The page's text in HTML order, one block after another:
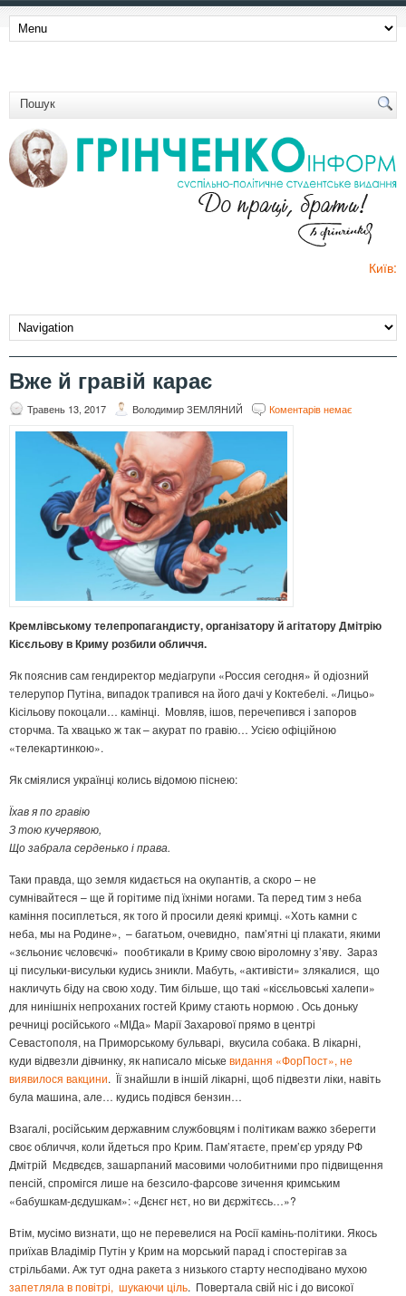
Київ:
Вже й гравій карає
Травень 13, 2017 Володимир ЗЕМЛЯНИЙ Коментарів немає
Кремлівському телепропагандисту, організатору й агітатору Дмітрію
Кісєльову в Криму розбили обличчя.
Як пояснив сам гендиректор медіагрупи «Россия сегодня» й одіозний
телерупор Путіна, випадок трапився на його дачі у Коктебелі. «Лицьо»
Кісільову покоцали… камінці. Мовляв, ішов, перечепився і запоров
сторчма. Та хвацько ж так – акурат по гравію… Усією офіційною
«телекартинкою».
Як сміялися українці колись відомою піснею:
Їхав я по гравію
З тою кучерявою,
Що забрала серденько і права.
Таки правда, що земля кидається на окупантів, а скоро – не
сумнівайтеся – ще й горітиме під їхніми ногами. Та перед тим з неба
каміння посиплеться, як того й просили деякі кримці. «Хоть камни с
неба, мы на Родине», – багатьом, очевидно, пам’ятні ці плакати, якими
«зєльониє чєловєчкі» пообтикали в Криму свою віроломну з’яву. Зараз
ці писульки-висульки кудись зникли. Мабуть, «активісти» злякалися, що
накличуть біду на свою ходу. Тим більше, що такі «кісєльовські халепи»
для нинішніх непроханих гостей Криму стають нормою . Ось доньку
речниці російського «МІДа» Марії Захарової прямо в центрі
Севастополя, на Приморському бульварі, вкусила собака. В лікарні,
куди відвезли дівчинку, як написало міське видання «ФорПост», не
виявилося вакцини. Її знайшли в іншій лікарні, щоб підвезти ліки, навіть
була машина, але… кудись подівся бензин…
Взагалі, російським державним службовцям і політикам важко зберегти
своє обличчя, коли йдеться про Крим. Пам’ятаєте, прем’єр уряду РФ
Дмітрій Мєдвєдєв, зашарпаний масовими чолобитними про підвищення
пенсій, спромігся лише на безсило-фарсове зичення кримським
«бабушкам-дєдушкам»: «Дєнєг нєт, но ви дєржітєсь…»?
Втім, мусімо визнати, що не перевелися на Росії камінь-політики. Якось
приїхав Владімір Путін у Крим на морський парад і спостерігав за
стрільбами. Аж тут одна ракета з низького старту несподівано мухою
запетляла в повітрі, шукаючи ціль. Повертала свій ніс і до високої